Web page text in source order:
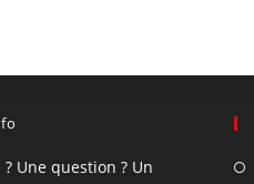
Une question ? Un